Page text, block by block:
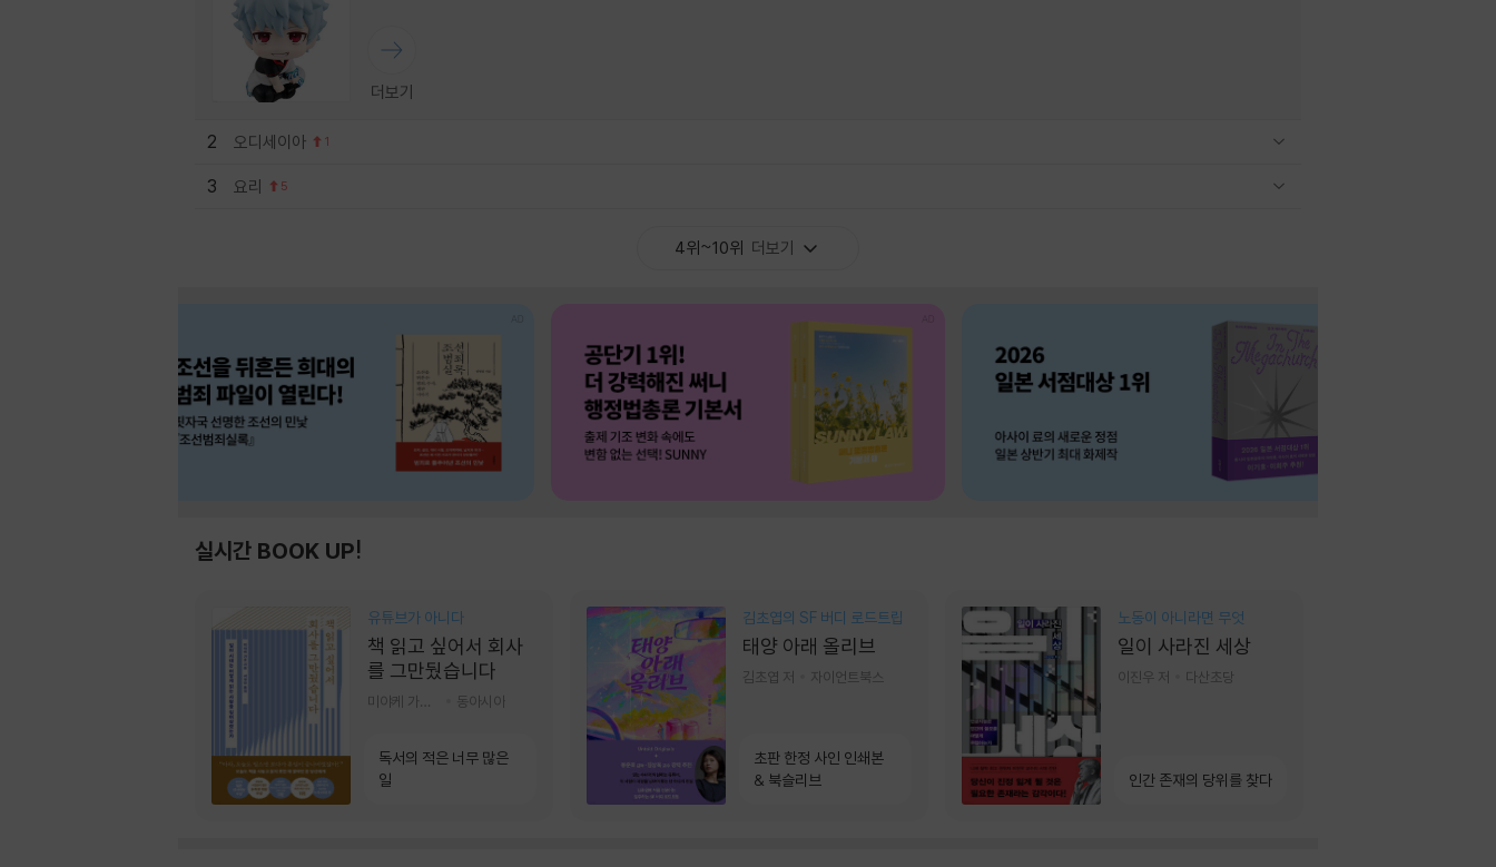
더보기
2 오디세이아 1
3 요리 5
4위~10위 더보기
실시간 BOOK UP!
유튜브가 아니다
책 읽고 싶어서 회사
를 그만뒀습니다
동아시아
독서의 적은 너무 많은
일
김초엽의 SF 버디 로드트립
태양 아래 올리브
김초엽 저 자이언트북스
초판 한정 사인 인쇄본
& 북슬리브
노동이 아니라면 무엇
일이 사라진 세상
이진우 저 다산초당
인간 존재의 당위를 찾다